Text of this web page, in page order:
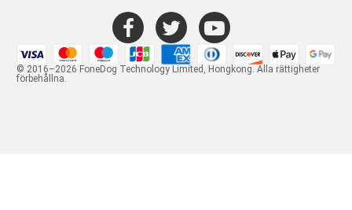
© 2016–2026 FoneDog Technology Limited, Hongkong. Alla rättigheter
förbehållna.